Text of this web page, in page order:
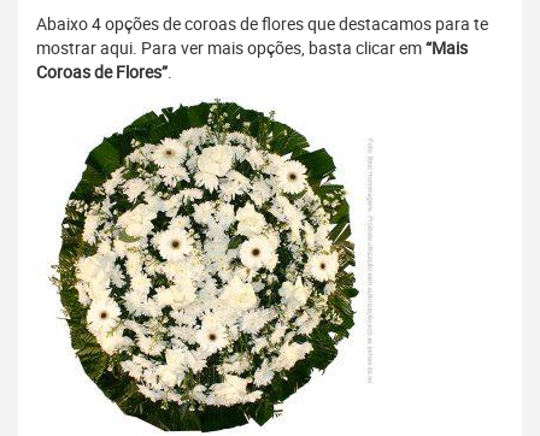
Abaixo 4 opções de coroas de flores que destacamos para te
mostrar aqui. Para ver mais opções, basta clicar em“Mais
Coroas de Flores”.